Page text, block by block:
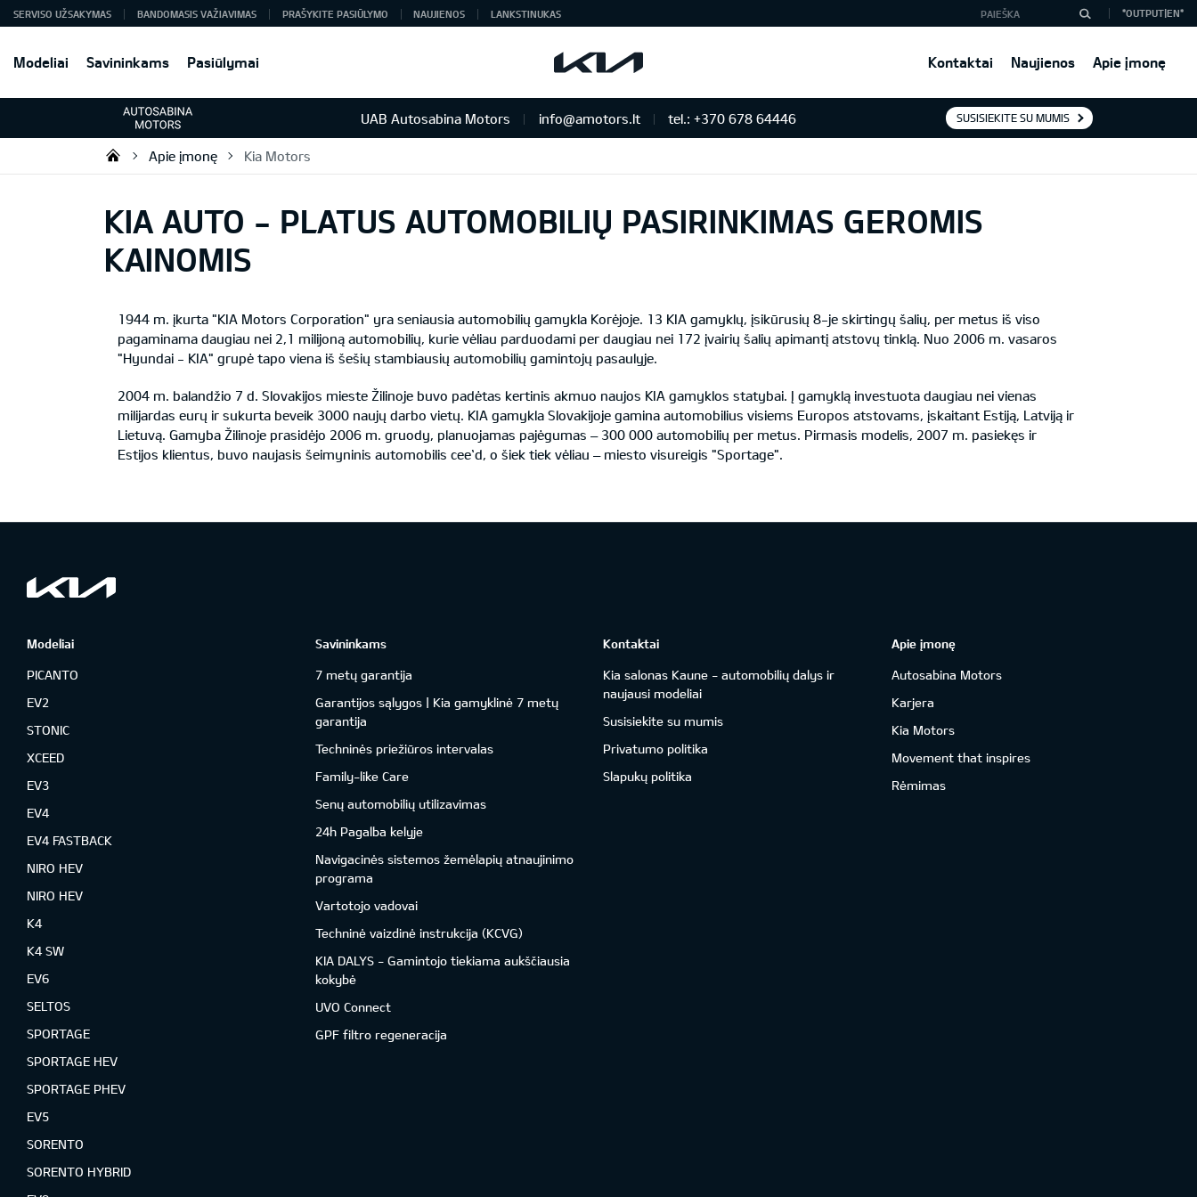
Modeliai Savininkams Pasiūlymai Kontaktai Naujienos Apie įmonę
SERVISO UŽSAKYMAS BANDOMASIS VAŽIAVIMAS PRAŠYKITE PASIŪLYMO NAUJIENOS LANKSTINUKAS *OUTPUT|EN*
UAB Autosabina Motors info@amotors.lt tel.: +370 678 64446 SUSISIEKITE SU MUMIS
KIA automobiliai | KIA modeliai | KIA Auto išskirtiniam žmogui
Apie įmonę Kia Motors
KIA AUTO - PLATUS AUTOMOBILIŲ PASIRINKIMAS GEROMIS
KAINOMIS
1944 m. įkurta "KIA Motors Corporation" yra seniausia automobilių gamykla Korėjoje. 13 KIA gamyklų, įsikūrusių 8-je skirtingų šalių, per metus iš viso
pagaminama daugiau nei 2,1 milijoną automobilių, kurie vėliau parduodami per daugiau nei 172 įvairių šalių apimantį atstovų tinklą. Nuo 2006 m. vasaros
"Hyundai - KIA" grupė tapo viena iš šešių stambiausių automobilių gamintojų pasaulyje.
2004 m. balandžio 7 d. Slovakijos mieste Žilinoje buvo padėtas kertinis akmuo naujos KIA gamyklos statybai. Į gamyklą investuota daugiau nei vienas
milijardas eurų ir sukurta beveik 3000 naujų darbo vietų. KIA gamykla Slovakijoje gamina automobilius visiems Europos atstovams, įskaitant Estiją, Latviją ir
Lietuvą. Gamyba Žilinoje prasidėjo 2006 m. gruody, planuojamas pajėgumas – 300 000 automobilių per metus. Pirmasis modelis, 2007 m. pasiekęs ir
Estijos klientus, buvo naujasis šeimyninis automobilis cee`d, o šiek tiek vėliau – miesto visureigis "Sportage".
Modeliai
PICANTO
EV2
STONIC
XCEED
EV3
EV4
EV4 FASTBACK
NIRO HEV
NIRO HEV
K4
K4 SW
EV6
SELTOS
SPORTAGE
SPORTAGE HEV
SPORTAGE PHEV
EV5
SORENTO
SORENTO HYBRID
Savininkams
7 metų garantija
Garantijos sąlygos | Kia gamyklinė 7 metų
garantija
Techninės priežiūros intervalas
Family-like Care
Senų automobilių utilizavimas
24h Pagalba kelyje
Navigacinės sistemos žemėlapių atnaujinimo
programa
Vartotojo vadovai
Techninė vaizdinė instrukcija (KCVG)
KIA DALYS - Gamintojo tiekiama aukščiausia
kokybė
UVO Connect
GPF filtro regeneracija
Kontaktai
Kia salonas Kaune - automobilių dalys ir
naujausi modeliai
Susisiekite su mumis
Privatumo politika
Slapukų politika
Apie įmonę
Autosabina Motors
Karjera
Kia Motors
Movement that inspires
Rėmimas